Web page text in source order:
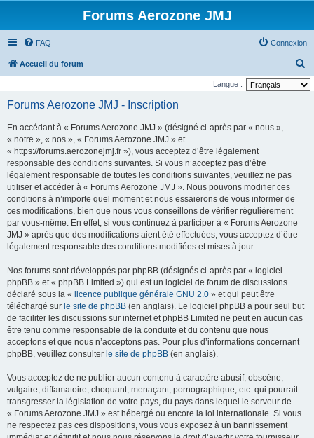
Forums Aerozone JMJ
FAQ Connexion
Accueil du forum
e
Langue :
Forums Aerozone JMJ - Inscription
En accédant à « Forums Aerozone JMJ » (désigné ci-après par « nous »,
« notre », « nos », « Forums Aerozone JMJ » et
« https://forums.aerozonejmj.fr »), vous acceptez d’être légalement
responsable des conditions suivantes. Si vous n’acceptez pas d’être
légalement responsable de toutes les conditions suivantes, veuillez ne pas
utiliser et accéder à « Forums Aerozone JMJ ». Nous pouvons modifier ces
conditions à n’importe quel moment et nous essaierons de vous informer de
ces modifications, bien que nous vous conseillons de vérifier régulièrement
par vous-même. En effet, si vous continuez à participer à « Forums Aerozone
JMJ » après que des modifications aient été effectuées, vous acceptez d’être
légalement responsable des conditions modifiées et mises à jour.
Nos forums sont développés par phpBB (désignés ci-après par « logiciel
phpBB » et « phpBB Limited ») qui est un logiciel de forum de discussions
déclaré sous la « licence publique générale GNU 2.0 » et qui peut être
téléchargé sur le site de phpBB (en anglais). Le logiciel phpBB a pour seul but
de faciliter les discussions sur internet et phpBB Limited ne peut en aucun cas
être tenu comme responsable de la conduite et du contenu que nous
acceptons et que nous n’acceptons pas. Pour plus d’informations concernant
phpBB, veuillez consulter le site de phpBB (en anglais).
Vous acceptez de ne publier aucun contenu à caractère abusif, obscène,
vulgaire, diffamatoire, choquant, menaçant, pornographique, etc. qui pourrait
transgresser la législation de votre pays, du pays dans lequel le serveur de
« Forums Aerozone JMJ » est hébergé ou encore la loi internationale. Si vous
ne respectez pas ces dispositions, vous vous exposez à un bannissement